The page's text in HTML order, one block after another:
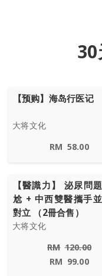
【预购】海岛行医记
大将文化
RM 58.00
【醫識力】 泌尿問
尬 + 中西雙醫攜手
對立 （2冊合售）
大将文化
RM 120.00
RM 99.00